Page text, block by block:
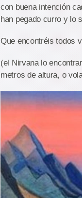
con buena intención
han pegado curro y lo
Que encontréis todos
(el Nirvana lo
metros de altura, o